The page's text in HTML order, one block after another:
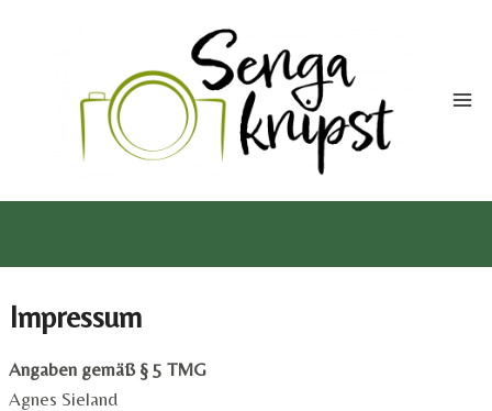
Impressum
Angaben gemäß § 5 TMG
Agnes Sieland